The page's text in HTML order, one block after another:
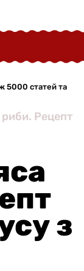
5000 статей та
риби. Рецепт
з